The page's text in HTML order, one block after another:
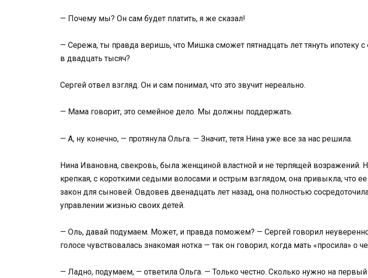
— Почему мы? Он сам будет платить, я же сказал!
— Сережа, ты правда веришь, что Мишка сможет пятнадцать лет тянуть ипотеку с
в двадцать тысяч?
Сергей отвел взгляд. Он и сам понимал, что это звучит нереально.
— Мама говорит, это семейное дело. Мы должны поддержать.
— А, ну конечно, — протянула Ольга. — Значит, тетя Нина уже все за нас решила.
Нина Ивановна, свекровь, была женщиной властной и не терпящей возражений.
крепкая, с короткими седыми волосами и острым взглядом, она привыкла, что
закон для сыновей. Овдовев двенадцать лет назад, она полностью
управлении жизнью своих детей.
— Оль, давай подумаем. Может, и правда поможем? — Сергей говорил
голосе чувствовалась знакомая нотка — так он говорил, когда мать «просила» о
— Ладно, подумаем, — ответила Ольга. — Только честно. Сколько нужно на первый